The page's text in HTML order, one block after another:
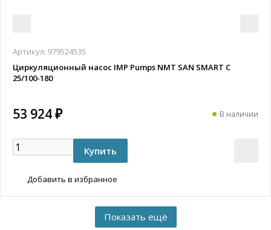
Артикул: 979524535
Циркуляционный насос IMP Pumps NMT SAN SMART C
25/100-180
53 924 ₽ В наличии
Добавить в избранное